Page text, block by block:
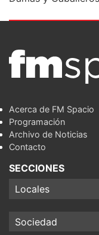
Acerca de FM Spacio
Programación
Archivo de Noticias
Contacto
SECCIONES
Locales
Sociedad